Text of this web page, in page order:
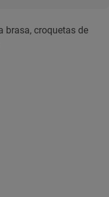
brasa, croquetas de